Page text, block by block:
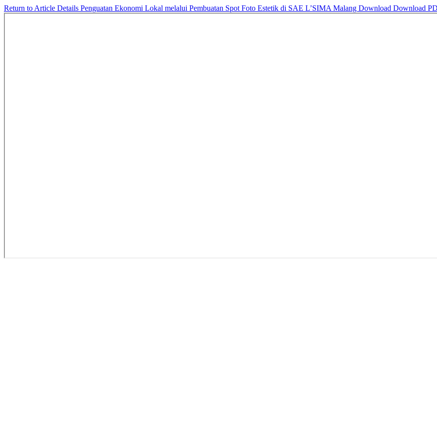
Return to Article Details Penguatan Ekonomi Lokal melalui Pembuatan Spot Foto Estetik di SAE L’SIMA Malang Download Download